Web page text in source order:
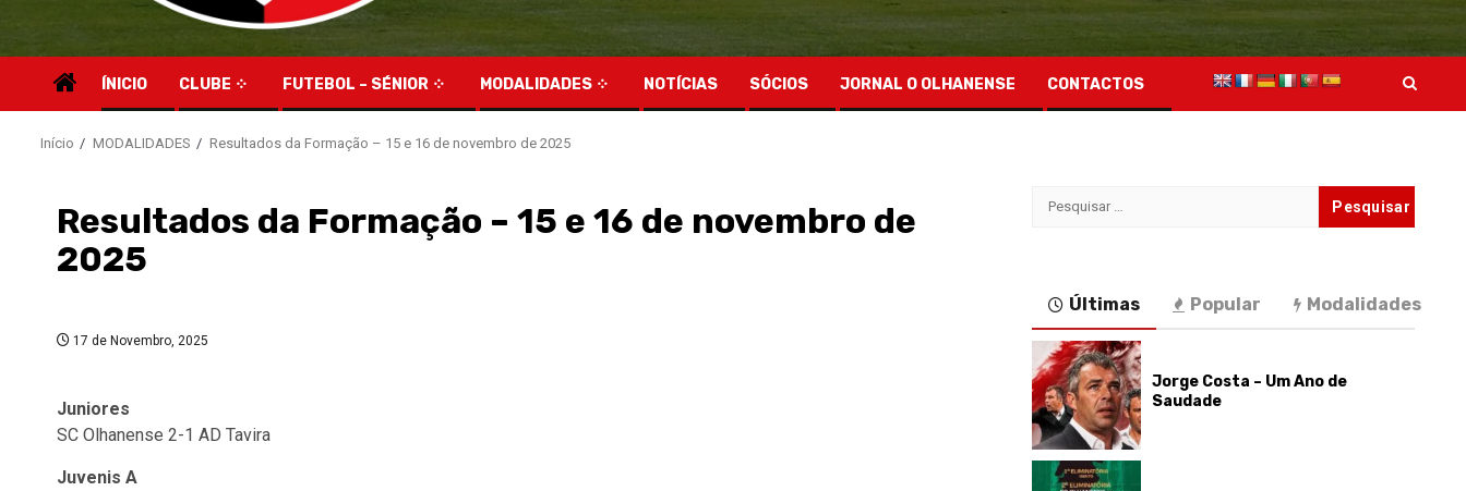
ÍNICIO CLUBE FUTEBOL – SÉNIOR MODALIDADES NOTÍCIAS SÓCIOS JORNAL O OLHANENSE CONTACTOS
Início MODALIDADES Resultados da Formação – 15 e 16 de novembro de 2025
Resultados da Formação – 15 e 16 de novembro de
2025
17 de Novembro, 2025
Juniores
SC Olhanense 2-1 AD Tavira
Juvenis A
Pesquisar
Últimas Popular Modalidades
Jorge Costa – Um Ano de
Saudade